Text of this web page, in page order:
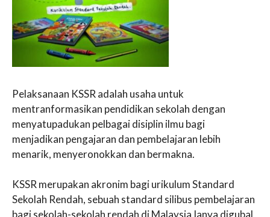
Pelaksanaan KSSR adalah usaha untuk
mentranformasikan pendidikan sekolah dengan
menyatupadukan pelbagai disiplin ilmu bagi
menjadikan pengajaran dan pembelajaran lebih
menarik, menyeronokkan dan bermakna.
KSSR merupakan akronim bagi urikulum Standard
Sekolah Rendah, sebuah standard silibus pembelajaran